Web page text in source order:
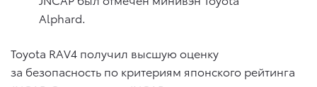
Alphard.
Toyota RAV4 получил высшую оценку
за безопасность по критериям японского рейтинга